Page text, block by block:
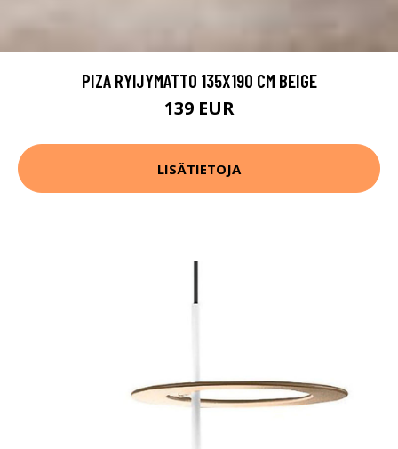
PIZA RYIJYMATTO 135X190 CM BEIGE
139 EUR
LISÄTIETOJA